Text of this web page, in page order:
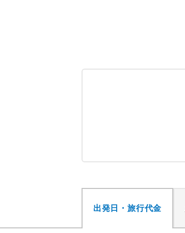
出発日・旅行代金